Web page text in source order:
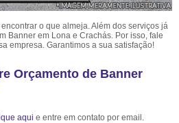
o que almeja. Além dos serviços já
Banner em Lona e Crachás. Por isso, fale
empresa. Garantimos a sua satisfação!
Orçamento de Banner
aqui e entre em contato por email.